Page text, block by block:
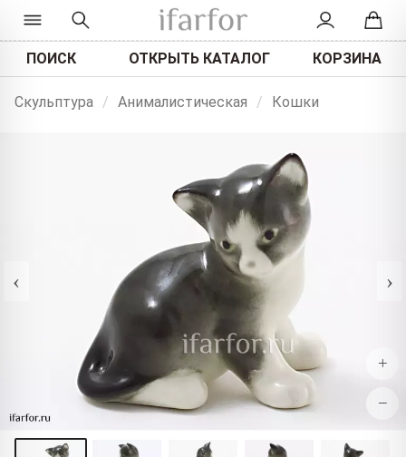
ПОИСК ОТКРЫТЬ КАТАЛОГ КОРЗИНА
Скульптура / Анималистическая / Кошки
‹ ›
+
−